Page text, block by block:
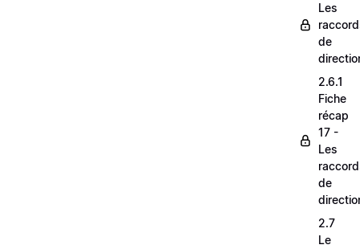
Les
de
2.6.1
Fiche
récap
17 -
Les
de
2.7
Le